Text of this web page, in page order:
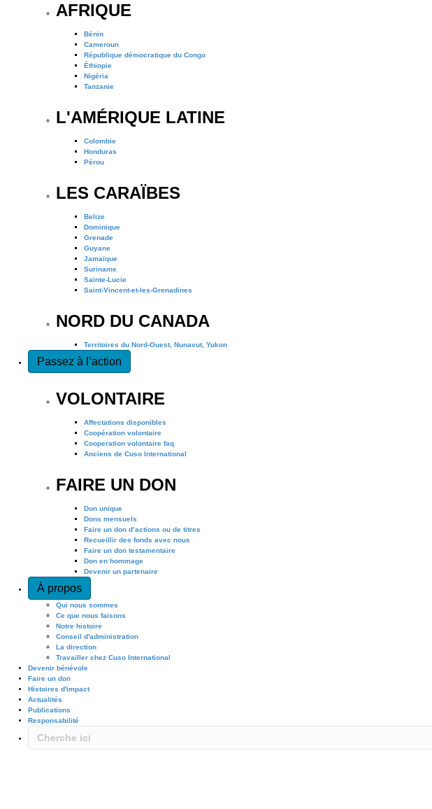
AFRIQUE
Bénin
Cameroun
République démocratique du Congo
Éthiopie
Nigéria
Tanzanie
L'AMÉRIQUE LATINE
Colombie
Honduras
Pérou
LES CARAÏBES
Belize
Dominique
Grenade
Guyane
Jamaïque
Suriname
Sainte-Lucie
Saint-Vincent-et-les-Grenadines
NORD DU CANADA
Territoires du Nord-Ouest, Nunavut, Yukon
Passez à l’action
VOLONTAIRE
Affectations disponibles
Coopération volontaire
Cooperation volontaire faq
Anciens de Cuso International
FAIRE UN DON
Don unique
Dons mensuels
Faire un don d’actions ou de titres
Recueillir des fonds avec nous
Faire un don testamentaire
Don en hommage
Devenir un partenaire
À propos
Qui nous sommes
Ce que nous faisons
Notre histoire
Conseil d'administration
La direction
Travailler chez Cuso International
Devenir bénévole
Faire un don
Histoires d'impact
Actualités
Publications
Responsabilité